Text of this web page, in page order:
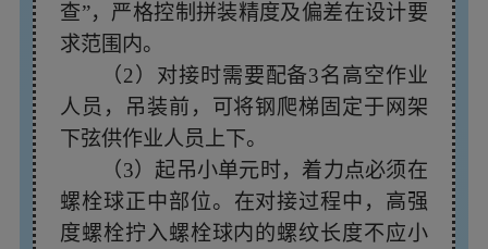
查”，严格控制拼装精度及偏差在设计要
求范围内。
（2）对接时需要配备3名高空作业
人员，吊装前，可将钢爬梯固定于网架
下弦供作业人员上下。
（3）起吊小单元时，着力点必须在
螺栓球正中部位。在对接过程中，高强
度螺栓拧入螺栓球内的螺纹长度不应小